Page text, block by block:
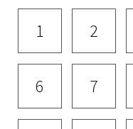
1 2
6 7